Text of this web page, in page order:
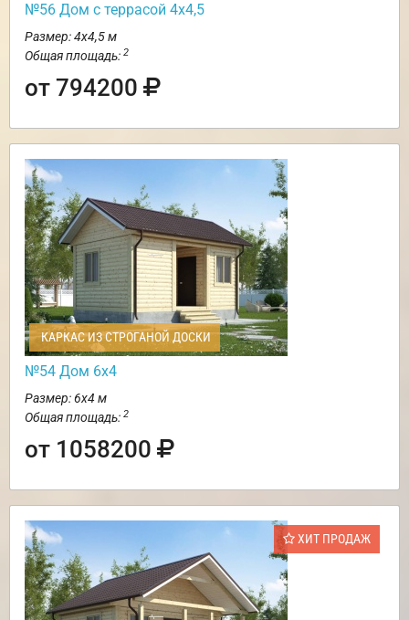
№56 Дом с террасой 4х4,5
Размер: 4х4,5 м
Общая площадь: 2
от 794200
КАРКАС ИЗ СТРОГАНОЙ ДОСКИ
№54 Дом 6х4
Размер: 6х4 м
Общая площадь: 2
от 1058200
ХИТ ПРОДАЖ